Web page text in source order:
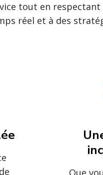
tout en
réel et à des
Que